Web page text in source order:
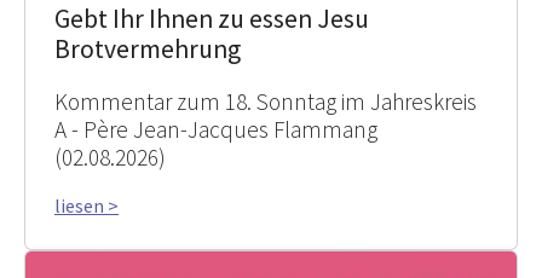
Gebt Ihr Ihnen zu essen Jesu
Brotvermehrung
Kommentar zum 18. Sonntag im Jahreskreis
A - Père Jean-Jacques Flammang
(02.08.2026)
liesen >